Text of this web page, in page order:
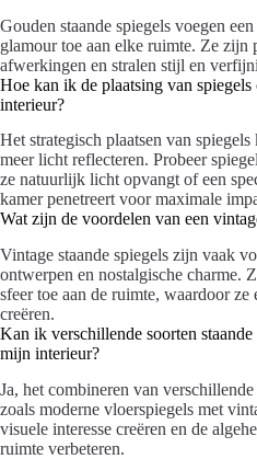
Gouden staande spiegels voegen
glamour toe aan elke ruimte. Ze zijn
afwerkingen en stralen stijl en
Hoe kan ik de plaatsing van
interieur?
Het strategisch plaatsen van
meer licht reflecteren. Probeer
ze natuurlijk licht opvangt of een
kamer penetreert voor maximale
Wat zijn de voordelen van een
Vintage staande spiegels zijn vaak
ontwerpen en nostalgische charme.
sfeer toe aan de ruimte, waardoor
creëren.
Kan ik verschillende soorten
mijn interieur?
Ja, het combineren van verschillende
zoals moderne vloerspiegels met
visuele interesse creëren en de
ruimte verbeteren.